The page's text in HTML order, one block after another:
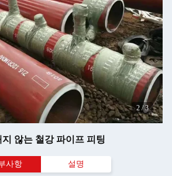
2 /3
않는 철강 파이프 피팅
사항 설명